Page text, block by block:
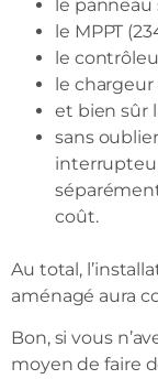
le panneau
le MPPT
le
le chargeur
et bien sûr
sans
coût.
Au total,
aménagé aura
Bon, si vous
moyen de faire